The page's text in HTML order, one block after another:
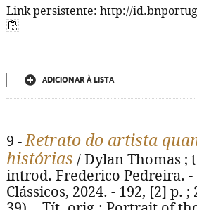
Link persistente: http://
ADICIONAR À LISTA
9 -Retrato do artista
histórias / Dylan Thomas ;
introd. Frederico Pedreira. -
Clássicos, 2024. - 192, [2] p.